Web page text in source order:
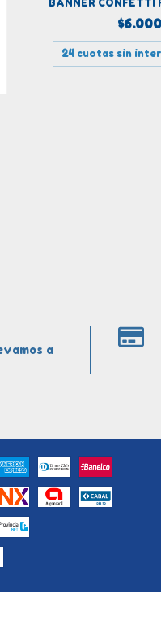
BANNER CONFETTI
$6.000
24 cuotas sin
a